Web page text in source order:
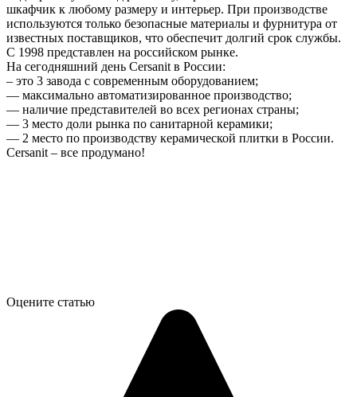
шкафчик к любому размеру и интерьер. При производстве
используются только безопасные материалы и фурнитура от
известных поставщиков, что обеспечит долгий срок службы.
С 1998 представлен на российском рынке.
На сегодняшний день Cersanit в России:
– это 3 завода с современным оборудованием;
— максимально автоматизированное производство;
— наличие представителей во всех регионах страны;
— 3 место доли рынка по санитарной керамики;
— 2 место по производству керамической плитки в России.
Cersanit – все продумано!
Оцените статью